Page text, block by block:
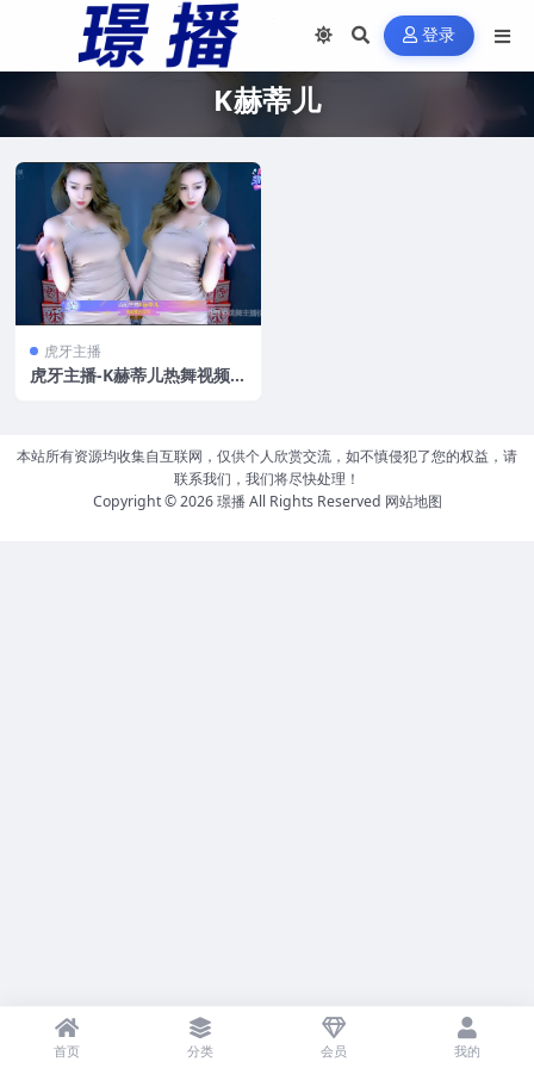
登录
K赫蒂儿
虎牙主播
虎牙主播-K赫蒂儿热舞视频集
本站所有资源均收集自互联网，仅供个人欣赏交流，如不慎侵犯了您的权益，请
联系我们，我们将尽快处理！
Copyright © 2026璟播All Rights Reserved 网站地图
首页 分类 会员 我的